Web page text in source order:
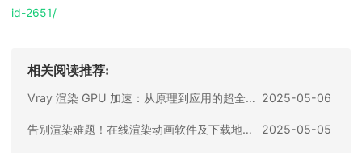
id-2651/
相关阅读推荐:
Vray 渲染 GPU 加速：从原理到应用的超全攻略 2025-05-06
告别渲染难题！在线渲染动画软件及下载地址全攻略 2025-05-05